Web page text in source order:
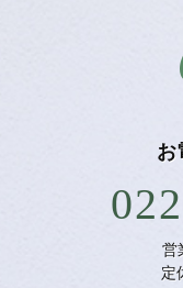
お
営
定